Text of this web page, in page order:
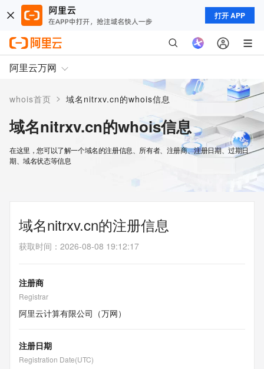
打开 APP
阿里云万网
whois首页 > 域名nitrxv.cn的whois信息
域名nitrxv.cn的whois信息
在这里，您可以了解一个域名的注册信息、所有者、注册商、注册日期、过期日
期、域名状态等信息
域名nitrxv.cn的注册信息
获取时间 ： 2026-08-08 19:12:17
注册商
Registrar
阿里云计算有限公司（万网）
注册日期
Registration Date(UTC)